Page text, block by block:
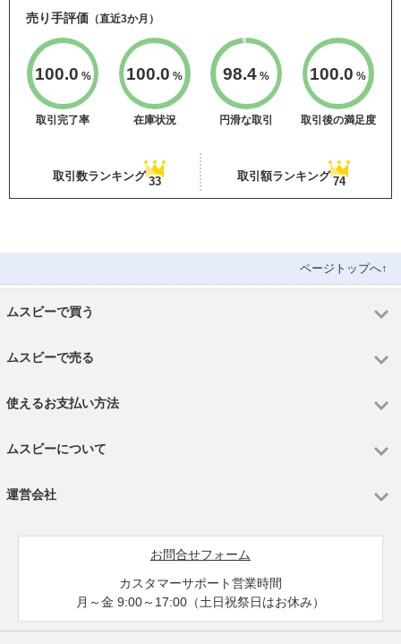
売り手評価 （直近3か月）
100.0 %
取引完了率
100.0 %
在庫状況
98.4 %
円滑な取引
100.0 %
取引後の満足度
取引数ランキング 33 取引額ランキング 74
ページトップへ↑
ムスビーで買う
ムスビーで売る
使えるお支払い方法
ムスビーについて
運営会社
お問合せフォーム
カスタマーサポート営業時間
月～金 9:00～17:00（土日祝祭日はお休み）